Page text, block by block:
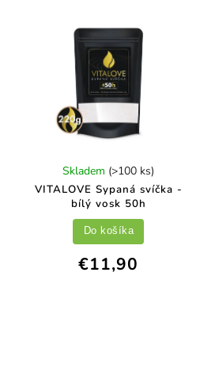
VITALOVE Sypaná svíčka -
bílý vosk 50h
Skladem (>100 ks)
€11,90
Do košíka